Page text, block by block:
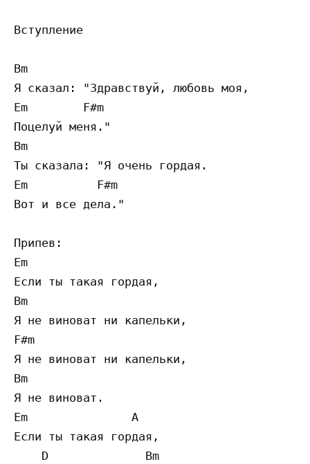
Вступление
Bm
Я сказал: "Здравствуй, любовь моя,
Em        F#m
Поцелуй меня."
Bm
Ты сказала: "Я очень гордая.
Em          F#m
Вот и все дела."
Припев:
Em
Если ты такая гордая,
Bm
Я не виноват ни капельки,
F#m
Я не виноват ни капельки,
Bm
Я не виноват.
Em               A
Если ты такая гордая,
    D              Bm